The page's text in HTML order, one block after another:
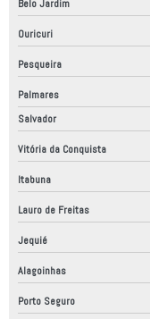
Belo Jardim
Ouricuri
Pesqueira
Palmares
Salvador
Vitória da Conquista
Itabuna
Lauro de Freitas
Jequié
Alagoinhas
Porto Seguro